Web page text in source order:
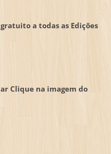
a todas as Edições
Clique na imagem do